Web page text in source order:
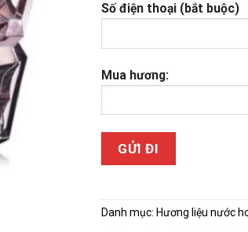
Số điện thoại (bắt buộc)
Mua hương:
Danh mục: Hương liệu nước